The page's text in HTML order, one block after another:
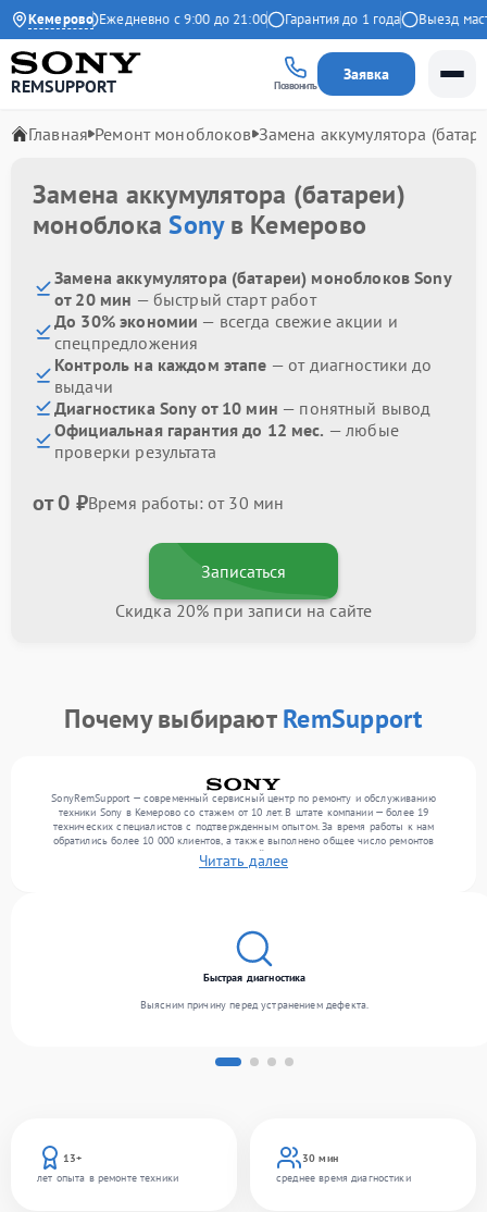
Кемерово
Яндекс Ежедневно с 9:00 до 21:00 Гарантия до 1 года Выезд
REMSUPPORT Позвонить
Заявка
Главная Ремонт моноблоков Замена аккумулятора
Замена аккумулятора (батареи)
моноблокаSonyв Кемерово
Замена аккумулятора (батареи) моноблоков Sony
от 20 мин — быстрый старт работ
До 30% экономии — всегда свежие акции и
спецпредложения
Контроль на каждом этапе — от диагностики до
выдачи
Диагностика Sony от 10 мин — понятный вывод
Официальная гарантия до 12 мес. — любые
проверки результата
от 0 ₽Время работы: от 30 мин
Записаться
Скидка 20% при записи на сайте
Почему выбираютRemSupport
SonyRemSupport — современный сервисный центр по ремонту и обслуживанию
техники Sony в Кемерово со стажем от 10 лет. В штате компании — более 19
технических специалистов с подтвержденным опытом. За время работы к нам
обратились более 10 000 клиентов, а также выполнено общее число ремонтов
превысило 12 000. Ежемесячно в сервисный центр поступает свыше 300 единиц
техники, включая , , . Мы выполняем ремонт различного уровня сложности и
Читать далее
13+
лет опыта в ремонте техники
30 мин
среднее время диагностики
Быстрая диагностика
Выясним причину перед устранением дефекта.